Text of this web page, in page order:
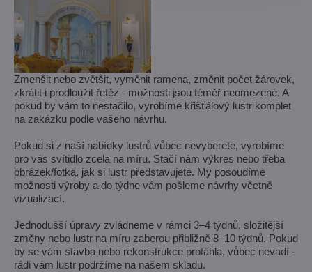
Zmenšit nebo zvětšit, vyměnit ramena, změnit počet žárovek,
zkrátit i prodloužit řetěz - možnosti jsou téměř neomezené. A
pokud by vám to nestačilo, vyrobíme křišťálový lustr komplet
na zakázku podle vašeho návrhu.
Pokud si z naší nabídky lustrů vůbec nevyberete, vyrobíme
pro vás svítidlo zcela na míru. Stačí nám výkres nebo třeba
obrázek/fotka, jak si lustr představujete. My posoudíme
možnosti výroby a do týdne vám pošleme návrhy včetně
vizualizací.
Jednodušší úpravy zvládneme v rámci 3–4 týdnů, složitější
změny nebo lustr na míru zaberou přibližně 8–10 týdnů. Pokud
by se vám stavba nebo rekonstrukce protáhla, vůbec nevadí -
rádi vám lustr podržíme na našem skladu.